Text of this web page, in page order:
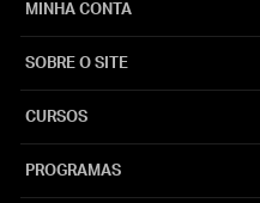
MINHA CONTA
SOBRE O SITE
CURSOS
PROGRAMAS